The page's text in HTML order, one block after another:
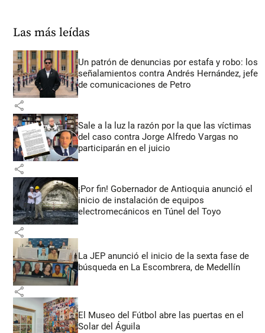
Las más leídas
Un patrón de denuncias por estafa y robo: los
señalamientos contra Andrés Hernández, jefe
de comunicaciones de Petro
share
Sale a la luz la razón por la que las víctimas
del caso contra Jorge Alfredo Vargas no
participarán en el juicio
share
¡Por fin! Gobernador de Antioquia anunció el
inicio de instalación de equipos
electromecánicos en Túnel del Toyo
share
La JEP anunció el inicio de la sexta fase de
búsqueda en La Escombrera, de Medellín
share
El Museo del Fútbol abre las puertas en el
Solar del Águila